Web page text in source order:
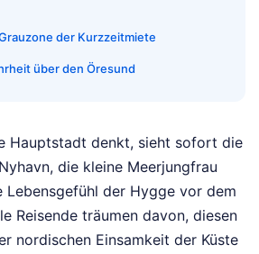
der Kurzzeitmiete
über den Öresund
Hauptstadt denkt, sieht sofort die
die kleine Meerjungfrau
Lebensgefühl der Hygge vor dem
Reisende träumen davon, diesen
nordischen Einsamkeit der Küste